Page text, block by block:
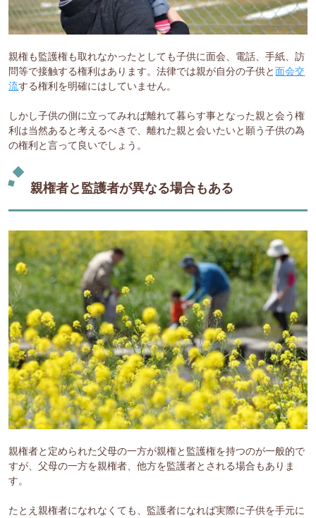
親権も監護権も取れなかったとしても子供に面会、電話、手紙、訪
問等で接触する権利はあります。法律では親が自分の子供と面会交
流する権利を明確にはしていません。
しかし子供の側に立ってみれば離れて暮らす事となった親と会う権
利は当然あると考えるべきで、離れた親と会いたいと願う子供の為
の権利と言って良いでしょう。
親権者と監護者が異なる場合もある
親権者と定められた父母の一方が親権と監護権を持つのが一般的で
すが、父母の一方を親権者、他方を監護者とされる場合もありま
す。
たとえ親権者になれなくても、監護者になれば実際に子供を手元に